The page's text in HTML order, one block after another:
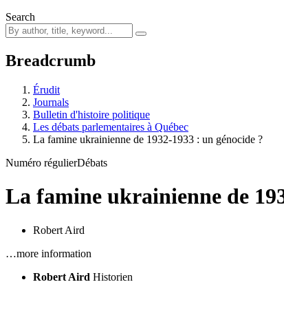
Search
Breadcrumb
Érudit
Journals
Bulletin d'histoire politique
Les débats parlementaires à Québec
La famine ukrainienne de 1932-1933 : un génocide ?
Numéro régulierDébats
La famine ukrainienne de
Robert Aird
…more information
Robert Aird Historien